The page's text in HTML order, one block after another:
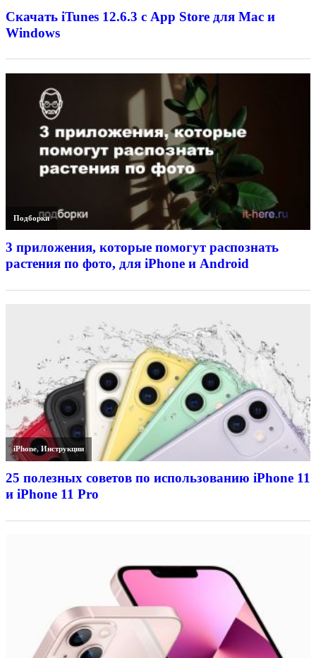
Скачать iTunes 12.6.3 с App Store для Mac и
Windows
Подборки
3 приложения, которые помогут распознать
растения по фото, для iPhone и Android
iPhone,Инструкции
25 полезных советов по использованию iPhone 11
и iPhone 11 Pro